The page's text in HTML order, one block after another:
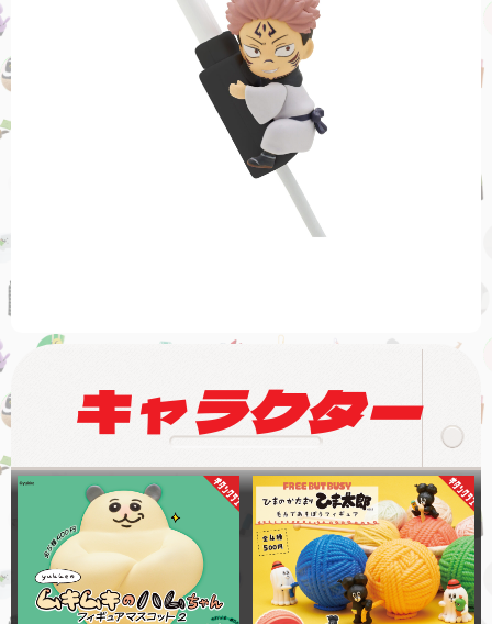
キャラクター